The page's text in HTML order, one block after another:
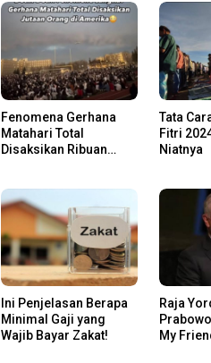
Fenomena Gerhana
Matahari Total
Disaksikan Ribuan
Tata
Fitri
Niatnya
Ini Penjelasan Berapa
Minimal Gaji yang
Wajib Bayar Zakat!
Raja
My